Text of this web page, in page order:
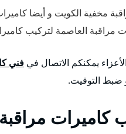
مخفية الكويت و أيضا
العاصمة لتركيب
الأعزاء يمكنكم الاتصال في فني
ضبط التوقيت.
كاميرات